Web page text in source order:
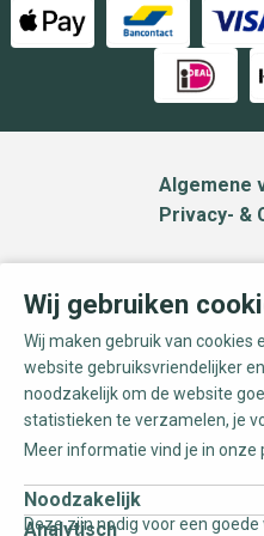
Algemene
Privacy- &
Wij gebruiken
Wij maken gebruik van
website gebruiksvriendelijker
noodzakelijk om de website
statistieken te verzamelen, je
Meer informatie vind je in onze
Noodzakelijk
Deze zijn nodig voor een
Analytisch